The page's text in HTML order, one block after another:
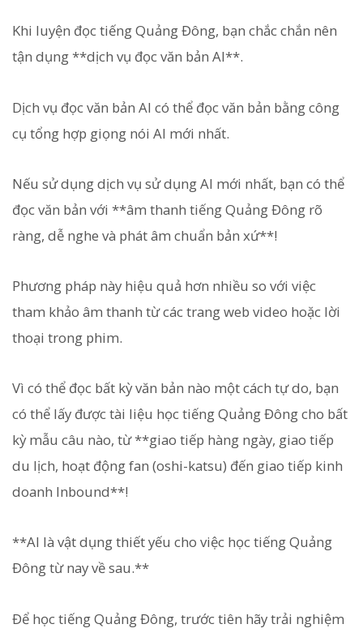
Khi luyện đọc tiếng Quảng Đông, bạn chắc chắn nên
tận dụng **dịch vụ đọc văn bản AI**.
Dịch vụ đọc văn bản AI có thể đọc văn bản bằng công
cụ tổng hợp giọng nói AI mới nhất.
Nếu sử dụng dịch vụ sử dụng AI mới nhất, bạn có thể
đọc văn bản với **âm thanh tiếng Quảng Đông rõ
ràng, dễ nghe và phát âm chuẩn bản xứ**!
Phương pháp này hiệu quả hơn nhiều so với việc
tham khảo âm thanh từ các trang web video hoặc lời
thoại trong phim.
Vì có thể đọc bất kỳ văn bản nào một cách tự do, bạn
có thể lấy được tài liệu học tiếng Quảng Đông cho bất
kỳ mẫu câu nào, từ **giao tiếp hàng ngày, giao tiếp
du lịch, hoạt động fan (oshi-katsu) đến giao tiếp kinh
doanh Inbound**!
**AI là vật dụng thiết yếu cho việc học tiếng Quảng
Đông từ nay về sau.**
Để học tiếng Quảng Đông, trước tiên hãy trải nghiệm